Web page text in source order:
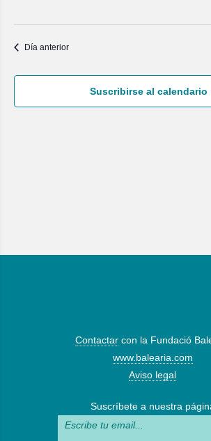
Día anterior
Suscribirse al calendario
Contactarcon la Fundació
www.balearia.com
Aviso legal
Suscríbete a nuestra